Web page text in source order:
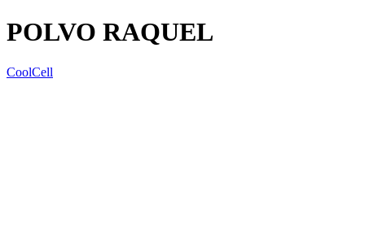
POLVO RAQUEL
CoolCell